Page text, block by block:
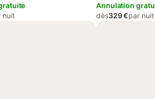
nuit
Annulation
dès329 €par nuit